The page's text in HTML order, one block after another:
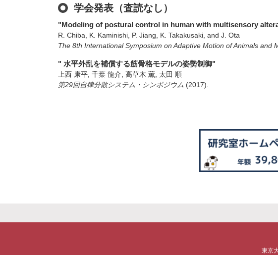
学会発表（査読なし）
"Modeling of postural control in human with multisensory
R. Chiba, K. Kaminishi, P. Jiang, K. Takakusaki, and J. Ota
The 8th International Symposium on Adaptive Motion of Animals and
" 水平外乱を補償する筋骨格モデルの姿勢制御"
上西 康平, 千葉 龍介, 高草木 薫, 太田 順
第29回自律分散システム・シンポジウム (2017)
東京